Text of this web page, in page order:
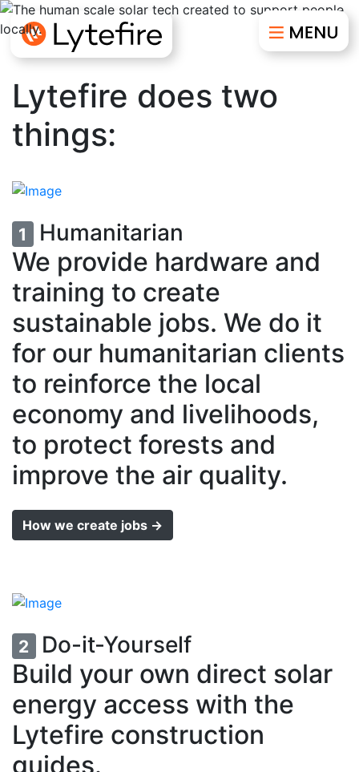
Lytefire does two
things:
1 Humanitarian
We provide hardware and
training to create
sustainable jobs. We do it
for our humanitarian clients
to reinforce the local
economy and livelihoods,
to protect forests and
improve the air quality.
How we create jobs →
2 Do-it-Yourself
Build your own direct solar
energy access with the
Lytefire construction
guides.